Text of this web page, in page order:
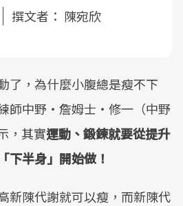
撰文者： 陳宛欣
了，為什麼小腹總是瘦不下
師中野・詹姆士・修一（中野
，其實運動、鍛鍊就要從提升
下半身」開始做！
新陳代謝就可以瘦，而新陳代